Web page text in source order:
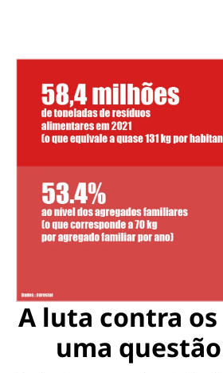
A luta contra
uma